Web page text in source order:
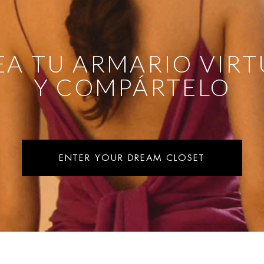
TU ARMARIO
Y COMPÁRTELO
ENTER YOUR DREAM CLOSET